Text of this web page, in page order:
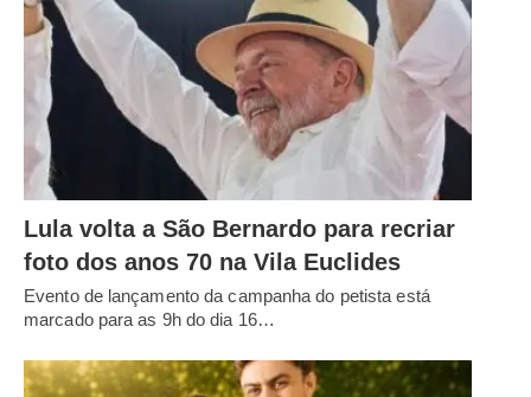
Lula volta a São Bernardo para recriar
foto dos anos 70 na Vila Euclides
Evento de lançamento da campanha do petista está
marcado para as 9h do dia 16…